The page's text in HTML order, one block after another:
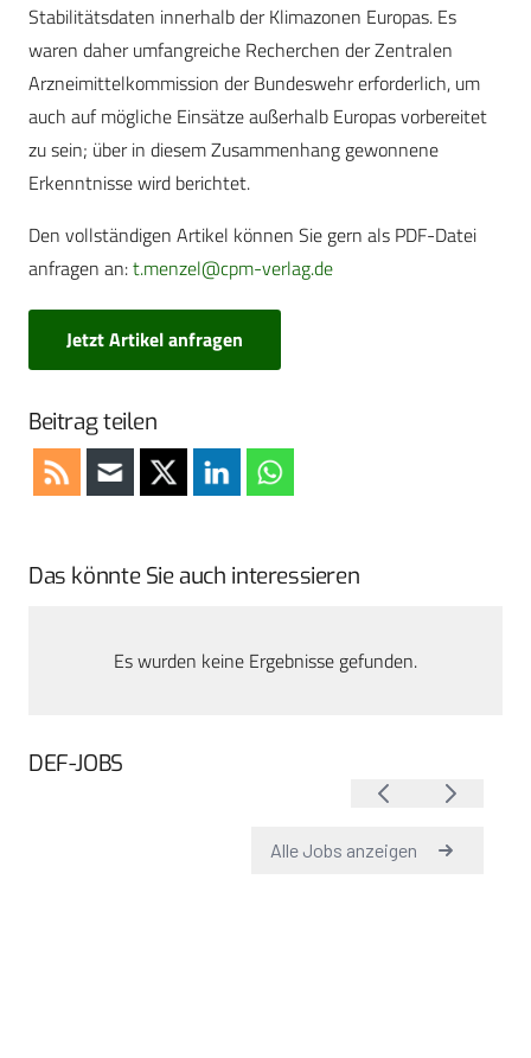
Stabilitätsdaten innerhalb der Klimazonen Europas. Es
waren daher umfangreiche Recherchen der Zentralen
Arzneimittelkommission der Bundeswehr erforderlich, um
auch auf mögliche Einsätze außerhalb Europas vorbereitet
zu sein; über in diesem Zusammenhang gewonnene
Erkenntnisse wird berichtet.
Den vollständigen Artikel können Sie gern als PDF-Datei
anfragen an:t.menzel@cpm-verlag.de
Jetzt Artikel anfragen
Beitrag teilen
Das könnte Sie auch interessieren
Es wurden keine Ergebnisse gefunden.
DEF-JOBS